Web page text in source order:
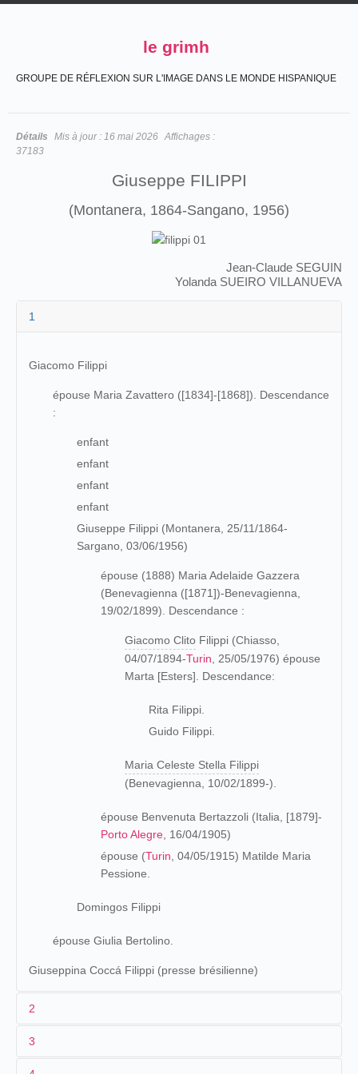
le grimh
GROUPE DE RÉFLEXION SUR L'IMAGE DANS LE MONDE HISPANIQUE
Détails Mis à jour : 16 mai 2026 Affichages :
37183
Giuseppe FILIPPI
(Montanera, 1864-Sangano, 1956)
Jean-Claude SEGUIN
Yolanda SUEIRO VILLANUEVA
1
Giacomo Filippi
épouse Maria Zavattero ([1834]-[1868]). Descendance
:
enfant
enfant
enfant
enfant
Giuseppe Filippi (Montanera, 25/11/1864-
Sargano, 03/06/1956)
épouse (1888) Maria Adelaide Gazzera
(Benevagienna ([1871])-Benevagienna,
19/02/1899). Descendance :
Giacomo Clito Filippi (Chiasso,
04/07/1894-Turin , 25/05/1976) épouse
Marta [Esters]. Descendance:
Rita Filippi.
Guido Filippi.
Maria Celeste Stella Filippi
(Benevagienna, 10/02/1899-).
épouse Benvenuta Bertazzoli (Italia, [1879]-
Porto Alegre , 16/04/1905)
épouse (Turin , 04/05/1915) Matilde Maria
Pessione.
Domingos Filippi
épouse Giulia Bertolino.
Giuseppina Coccá Filippi (presse brésilienne)
2
3